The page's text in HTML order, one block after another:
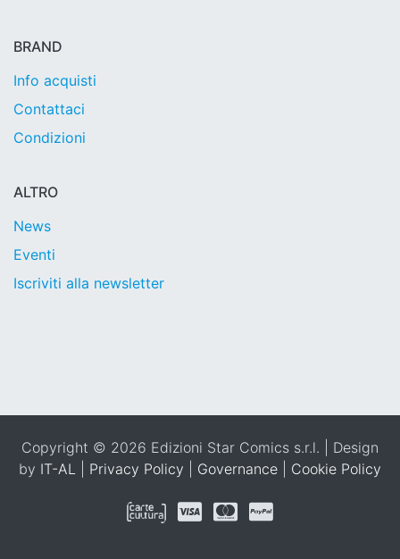
BRAND
Info acquisti
Contattaci
Condizioni
ALTRO
News
Eventi
Iscriviti alla newsletter
Copyright © 2026 Edizioni Star Comics s.r.l. | Design
by IT-AL Privacy Policy Governance Cookie Policy